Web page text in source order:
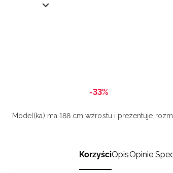
-33%
Model(ka) ma 188 cm wzrostu i prezentuje
KorzyściOpisOpinie